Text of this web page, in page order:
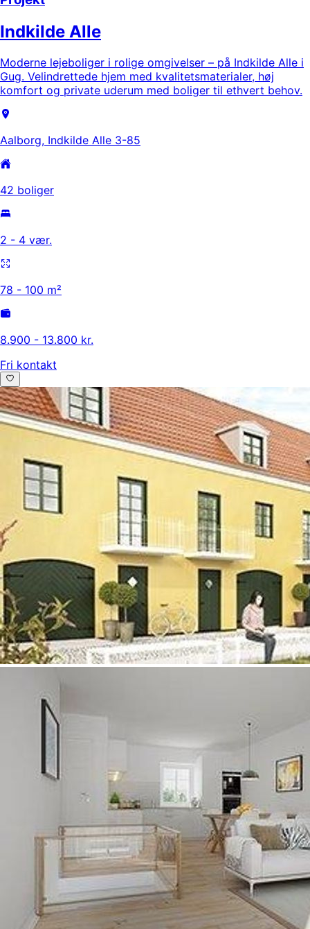
Indkilde Alle
Moderne lejeboliger i rolige omgivelser – på Indkilde Alle i
Gug. Velindrettede hjem med kvalitetsmaterialer, høj
komfort og private uderum med boliger til ethvert behov.
Aalborg, Indkilde Alle 3-85
42 boliger
2 - 4 vær.
78 - 100 m²
8.900 - 13.800 kr.
Fri kontakt